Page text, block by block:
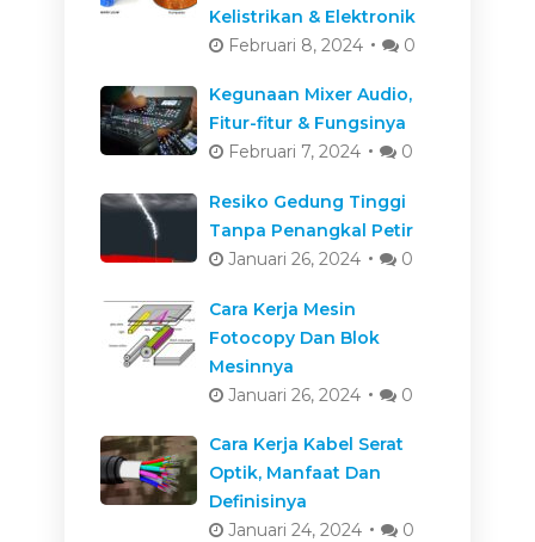
Kelistrikan & Elektronik
Februari 8, 2024
0
Kegunaan Mixer Audio,
Fitur-fitur & Fungsinya
Februari 7, 2024
0
Resiko Gedung Tinggi
Tanpa Penangkal Petir
Januari 26, 2024
0
Cara Kerja Mesin
Fotocopy Dan Blok
Mesinnya
Januari 26, 2024
0
Cara Kerja Kabel Serat
Optik, Manfaat Dan
Definisinya
Januari 24, 2024
0